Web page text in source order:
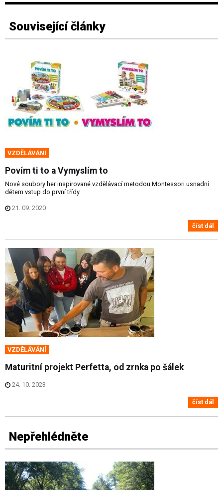
Související články
VZDĚLÁVÁNÍ
Povím ti to a Vymyslím to
Nové soubory her inspirované vzdělávací metodou Montessori usnadní
dětem vstup do první třídy.
21. 09. 2020
číst dál
VZDĚLÁVÁNÍ
Maturitní projekt Perfetta, od zrnka po šálek
24. 10. 2023
číst dál
Nepřehlédněte